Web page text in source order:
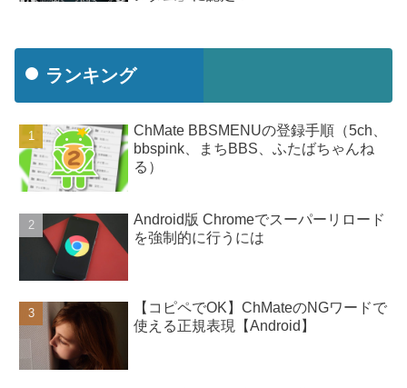
ランキング
ChMate BBSMENUの登録手順（5ch、
bbspink、まちBBS、ふたばちゃんね
る）
Android版 Chromeでスーパーリロード
を強制的に行うには
【コピペでOK】ChMateのNGワードで
使える正規表現【Android】